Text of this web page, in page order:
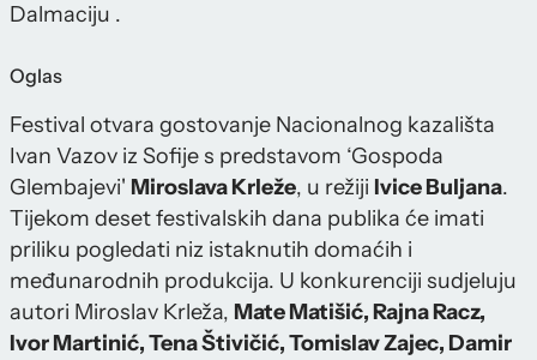
Dalmaciju .
Oglas
Festival otvara gostovanje Nacionalnog kazališta
Ivan Vazov iz Sofije s predstavom ‘Gospoda
Glembajevi' Miroslava Krleže, u režiji Ivice Buljana.
Tijekom deset festivalskih dana publika će imati
priliku pogledati niz istaknutih domaćih i
međunarodnih produkcija. U konkurenciji sudjeluju
autori Miroslav Krleža, Mate Matišić, Rajna Racz,
Ivor Martinić, Tena Štivičić, Tomislav Zajec, Damir